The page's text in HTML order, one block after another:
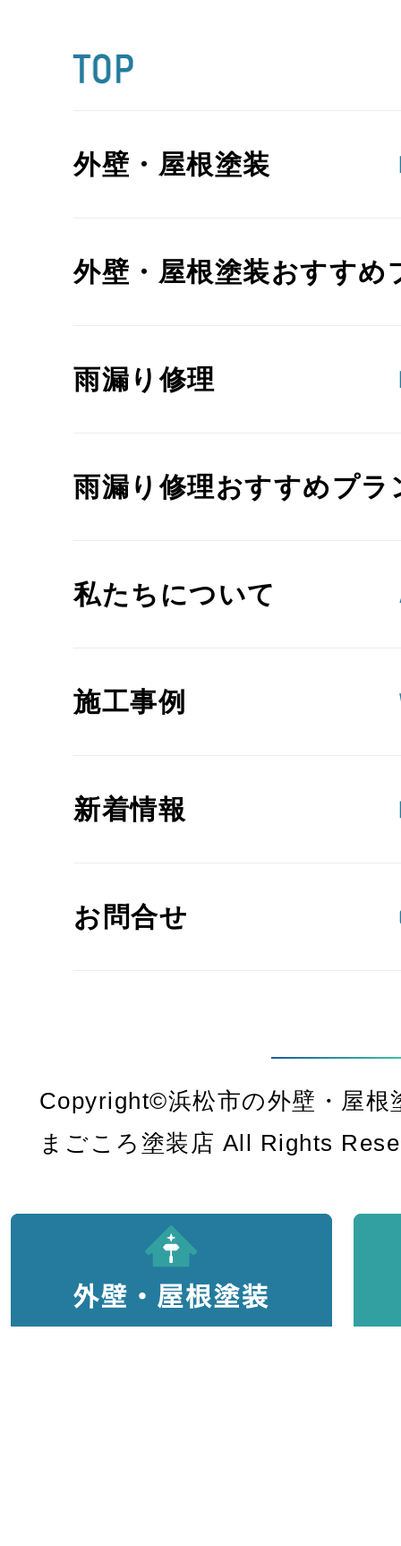
外壁・屋根塗装
外壁・屋根塗装おすすめ
雨漏り修理
雨漏り修理おすすめプラ
私たちについて
施工事例
新着情報
お問合せ
Copyright©浜松市の外壁・屋根
まごころ塗装店 All Rights